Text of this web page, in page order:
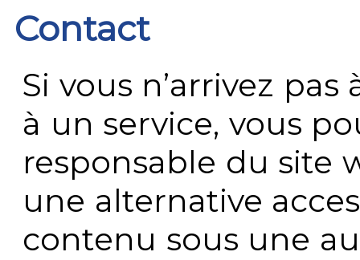
Contact
Si vous n’arrivez
à un service, vous
responsable du site
une alternative
contenu sous une